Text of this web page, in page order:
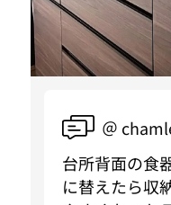
＠
台所背面の食
に替えたら収